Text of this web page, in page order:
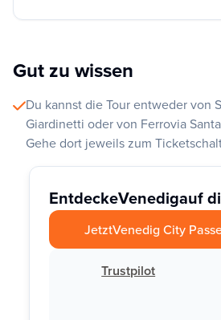
Gut zu wissen
Du kannst die Tour entweder von
Giardinetti oder von Ferrovia
Gehe dort jeweils zum
EntdeckeVenedigauf
JetztVenedig City Pass
Trustpilot